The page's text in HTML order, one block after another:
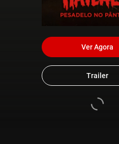
Ver Agora
Trailer